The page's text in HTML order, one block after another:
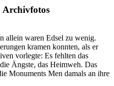
Archivfotos
allein waren Edsel zu wenig.
kramen konnten, als er
vorlegte: Es fehlten das
Ängste, das Heimweh. Das
Monuments Men damals an ihre